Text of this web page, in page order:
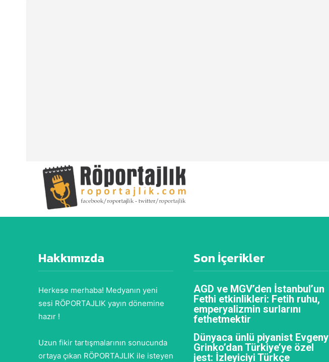
Hakkımızda
Herkese merhaba! Medyanın yeni
sesi RÖPORTAJLIK yayın dönemine
hazır !
Uzun fikir tartışmalarının sonucunda
ortaya çıkan RÖPORTAJLIK ile isteyen
Son İçerikler
AGD ve MGV’den İstanbul’un
Fethi etkinlikleri: Fetih ruhu,
emperyalizmin surlarını
fethetmektir
Dünyaca ünlü piyanist Evgeny
Grinko’dan Türkiye’ye özel
jest: İzleyiciyi Türkçe